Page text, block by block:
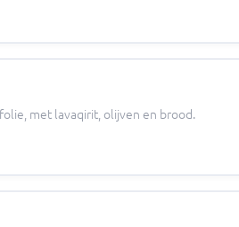
met lavaqirit, olijven en brood.